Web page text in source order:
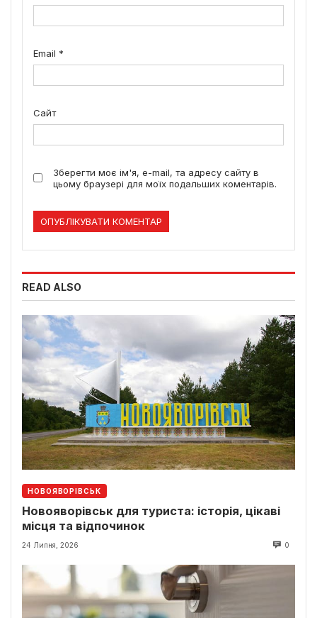
Email *
Сайт
Зберегти моє ім'я, e-mail, та адресу сайту в
цьому браузері для моїх подальших коментарів.
READ ALSO
НОВОЯВОРІВСЬК
Новояворівськ для туриста: історія, цікаві
місця та відпочинок
24 Липня, 2026 0